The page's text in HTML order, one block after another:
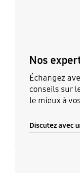
Nos
Échangez
conseils sur
le mieux à
Discutez avec